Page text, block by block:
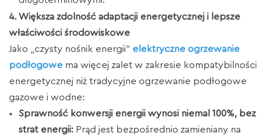
4. Większa zdolność adaptacji energetycznej i lepsze
właściwości środowiskowe
Jako „czysty nośnik energii” elektryczne ogrzewanie
podłogowe ma więcej zalet w zakresie kompatybilności
energetycznej niż tradycyjne ogrzewanie podłogowe
gazowe i wodne:
Sprawność konwersji energii wynosi niemal 100%, bez
strat energii: Prąd jest bezpośrednio zamieniany na